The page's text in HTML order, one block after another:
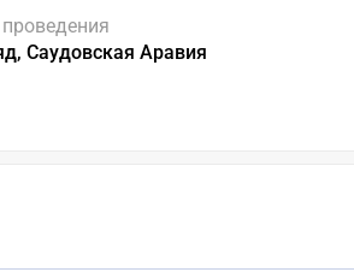
Саудовская Аравия